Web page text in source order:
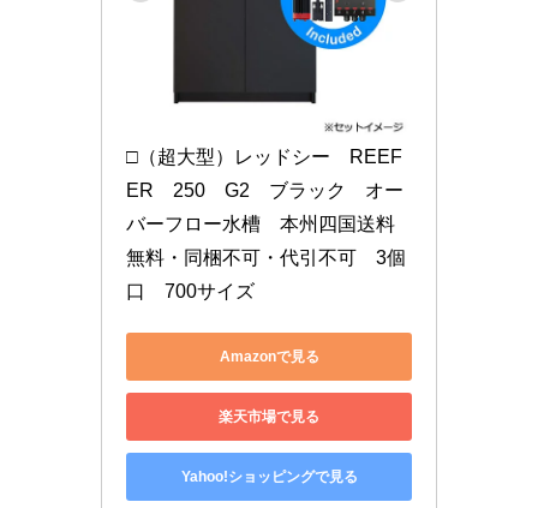
□（超大型）レッドシー　REEF
ER　250　G2　ブラック　オー
バーフロー水槽　本州四国送料
無料・同梱不可・代引不可　3個
口　700サイズ
Amazonで見る
楽天市場で見る
Yahoo!ショッピングで見る